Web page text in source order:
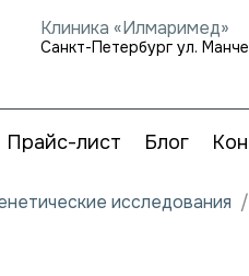
Клиника «Илмаримед»
Санкт-Петербург ул.
Прайс-лист Блог
исследования